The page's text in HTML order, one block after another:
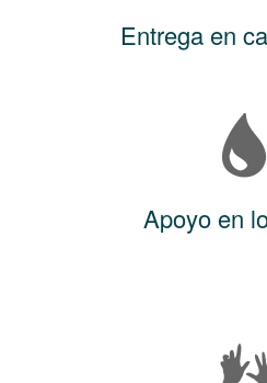
Entrega en
Apoyo en